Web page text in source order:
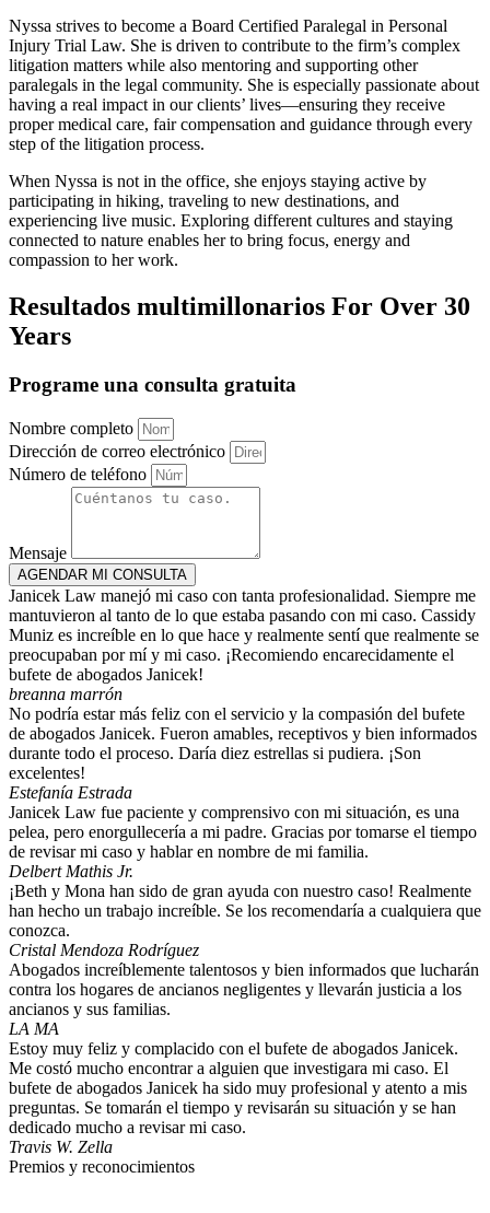
Nyssa strives to become a Board Certified Paralegal in Personal
Injury Trial Law. She is driven to contribute to the firm’s complex
litigation matters while also mentoring and supporting other
paralegals in the legal community. She is especially passionate about
having a real impact in our clients’ lives—ensuring they receive
proper medical care, fair compensation and guidance through every
step of the litigation process.
When Nyssa is not in the office, she enjoys staying active by
participating in hiking, traveling to new destinations, and
experiencing live music. Exploring different cultures and staying
connected to nature enables her to bring focus, energy and
compassion to her work.
Resultados multimillonarios For Over 30
Years
Programe una consulta gratuita
Nombre completo
Dirección de correo electrónico
Número de teléfono
Mensaje
AGENDAR MI CONSULTA
Janicek Law manejó mi caso con tanta profesionalidad. Siempre me
mantuvieron al tanto de lo que estaba pasando con mi caso. Cassidy
Muniz es increíble en lo que hace y realmente sentí que realmente se
preocupaban por mí y mi caso. ¡Recomiendo encarecidamente el
bufete de abogados Janicek!
breanna marrón
No podría estar más feliz con el servicio y la compasión del bufete
de abogados Janicek. Fueron amables, receptivos y bien informados
durante todo el proceso. Daría diez estrellas si pudiera. ¡Son
excelentes!
Estefanía Estrada
Janicek Law fue paciente y comprensivo con mi situación, es una
pelea, pero enorgullecería a mi padre. Gracias por tomarse el tiempo
de revisar mi caso y hablar en nombre de mi familia.
Delbert Mathis Jr.
¡Beth y Mona han sido de gran ayuda con nuestro caso! Realmente
han hecho un trabajo increíble. Se los recomendaría a cualquiera que
conozca.
Cristal Mendoza Rodríguez
Abogados increíblemente talentosos y bien informados que lucharán
contra los hogares de ancianos negligentes y llevarán justicia a los
ancianos y sus familias.
LA MA
Estoy muy feliz y complacido con el bufete de abogados Janicek.
Me costó mucho encontrar a alguien que investigara mi caso. El
bufete de abogados Janicek ha sido muy profesional y atento a mis
preguntas. Se tomarán el tiempo y revisarán su situación y se han
dedicado mucho a revisar mi caso.
Travis W. Zella
Premios y reconocimientos